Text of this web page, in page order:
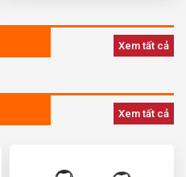
Xem tất cả
Xem tất cả